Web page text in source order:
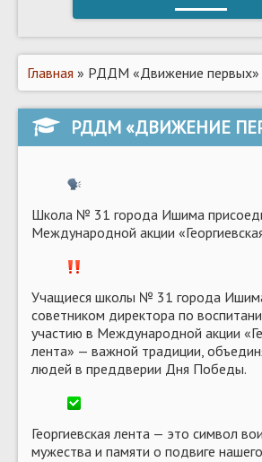
Главная » РДДМ «Движение первых»
РДДМ «ДВИЖЕНИЕ
Школа № 31 города Ишима
Международной акции
Учащиеся школы № 31 города
советником директора по
участию в Международной акции
лента» — важной традиции,
людей в преддверии Дня Победы.
Георгиевская лента — это символ
мужества и памяти о подвиге